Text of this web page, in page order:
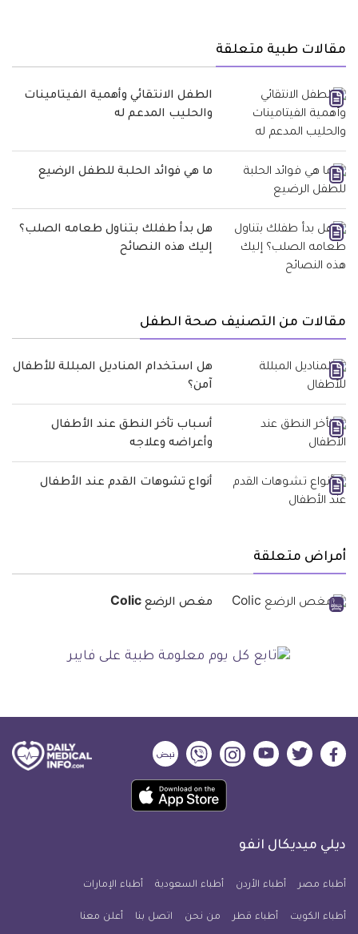
مقالات طبية متعلقة
الطفل الانتقائي وأهمية الفيتامينات
والحليب المدعم له
ما هي فوائد الحلبة للطفل الرضيع
هل بدأ طفلك بتناول طعامه الصلب؟
إليك هذه النصائح
مقالات من التصنيف صحة الطفل
هل استخدام المناديل المبللة للأطفال
آمن؟
أسباب تأخر النطق عند الأطفال
وأعراضه وعلاجه
أنواع تشوهات القدم عند الأطفال
أمراض متعلقة
مغص الرضع Colic
ديلي
فيسبوك
ديلي
تويتر
ديلي
ميديكال
يوتيوب
ديلي
ميديكال
انفو
ديلي
ميديكال
انفو
ديلي
ميديكال
انفو
حمل
تطبيق
معلومة
للآيفون
ديلي ميديكال انفو
أطباء مصر أطباء الأردن أطباء السعودية أطباء الإمارات
أطباء الكويت أطباء قطر من نحن اتصل بنا أعلن معنا